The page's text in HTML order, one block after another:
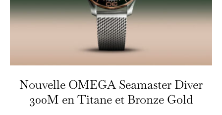
Nouvelle OMEGA Seamaster Diver
300M en Titane et Bronze Gold